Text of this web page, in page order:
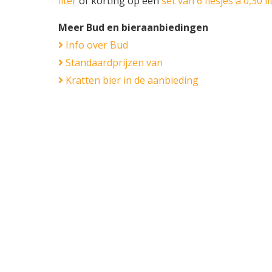
Meer Bud en bieraanbiedingen
Info over Bud
Standaardprijzen van
Kratten bier in de aanbieding